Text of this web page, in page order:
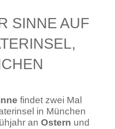
SINNE AUF
findet zwei Mal
in München
an Ostern und